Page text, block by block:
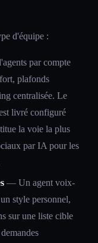
d'équipe :
par compte
plafonds
centralisée. Le
livré configuré
la voie la plus
par IA pour les
— Un agent voix-
style personnel,
sur une liste cible